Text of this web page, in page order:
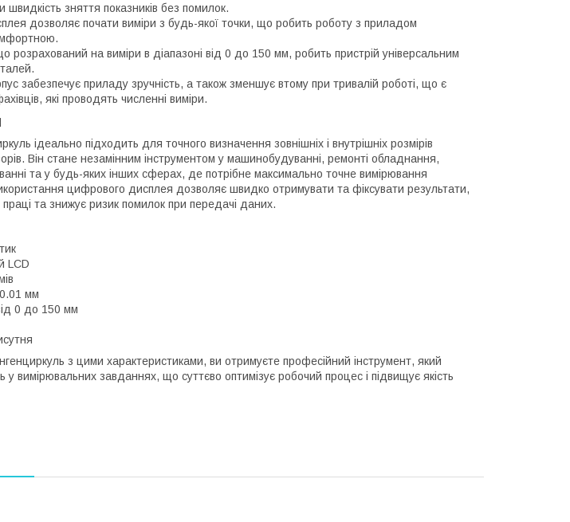
зняття показників без помилок.
дозволяє почати виміри з будь-якої точки, що робить роботу з приладом
розрахований на виміри в діапазоні від 0 до 150 мм, робить пристрій універсальним
забезпечує приладу зручність, а також зменшує втому при тривалій роботі, що є
які проводять численні виміри.
ідеально підходить для точного визначення зовнішніх і внутрішніх розмірів
Він стане незамінним інструментом у машинобудуванні, ремонті обладнання,
та у будь-яких інших сферах, де потрібне максимально точне вимірювання
цифрового дисплея дозволяє швидко отримувати та фіксувати результати,
та знижує ризик помилок при передачі даних.
LCD
мм
0 до 150 мм
з цими характеристиками, ви отримуєте професійний інструмент, який
у вимірювальних завданнях, що суттєво оптимізує робочий процес і підвищує якість